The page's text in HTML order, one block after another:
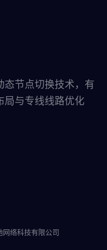
态节点切换技术，有
局与专线线路优化
络科技有限公司